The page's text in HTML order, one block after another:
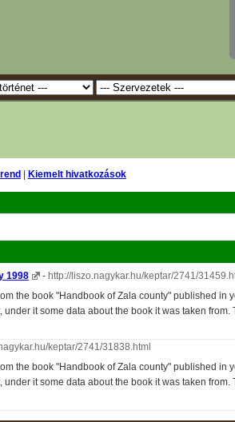
| Kiemelt hivatkozások
1998 - http://liszo.nagykar.hu/keptar/2741/
the book "Handbook of Zala county" published in
it some data about the book it was taken
keptar/2741/31838.html
the book "Handbook of Zala county" published in
it some data about the book it was taken